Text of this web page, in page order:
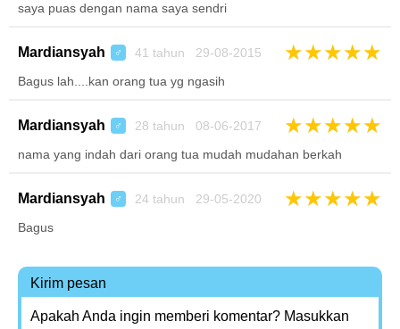
saya puas dengan nama saya sendri
Mardiansyah ♂ 41 tahun 29-08-2015 ★★★★★
Bagus lah....kan orang tua yg ngasih
Mardiansyah ♂ 28 tahun 08-06-2017 ★★★★★
nama yang indah dari orang tua mudah mudahan berkah
Mardiansyah ♂ 24 tahun 29-05-2020 ★★★★★
Bagus
Kirim pesan
Apakah Anda ingin memberi komentar? Masukkan